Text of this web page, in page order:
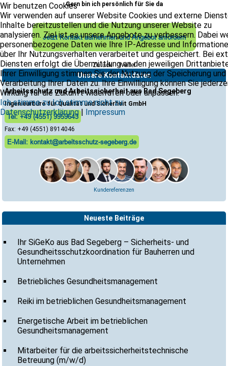
Gern bin ich persönlich für Sie da
Jetzt Kontakt aufnehmen und Angebot anfordern
Zurück Weiter
Unsere Kontaktdaten
Arbeitsschutz und Arbeitssicherheit aus Bad Segeberg
Ingenieurbüro für Qualität und Sicherheit GmbH
Tel: +49 (4551) 9959643
Fax: +49 (4551) 8914046
E-Mail: kontakt@arbeitsschutz-segeberg.de
Kundereferenzen
Neueste Beiträge
Ihr SiGeKo aus Bad Segeberg – Sicherheits- und
Gesundheitsschutzkoordination für Bauherren und
Unternehmen
Betriebliches Gesundheitsmanagement
Reiki im betrieblichen Gesundheitsmanagement
Energetische Arbeit im betrieblichen
Gesundheitsmanagement
Mitarbeiter für die arbeitssicherheitstechnische
Betreuung (m/w/d)
Wir benutzen Cookies
Wir verwenden auf unserer Website Cookies und externe
Inhalte bereitzustellen und die Nutzung unserer Website zu
analysieren. Ziel ist es unsere Angebote zu verbessern. Dabei
personenbezogene Daten wie Ihre IP-Adresse und
über Ihr Nutzungsverhalten verarbeitet und gespeichert. Bei
Diensten erfolgt die Übermittlung an den jeweiligen
Ihrer Einwilligung stimmen Sie der Nutzung der Speicherung und
Verarbeitung Ihrer Daten zu. Ihre Einwilligung können Sie
Wirkung für die Zukunft widerrufen oder anpassen.
Ich stimme zu Ich stimme nicht zu
Datenschutzerklärung| Impressum